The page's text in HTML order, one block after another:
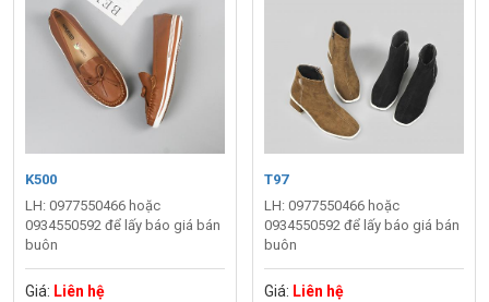
K500
LH: 0977550466 hoặc
0934550592 để lấy báo giá bán
buôn
Giá: Liên hệ
T97
LH: 0977550466 hoặc
0934550592 để lấy báo giá bán
buôn
Giá: Liên hệ